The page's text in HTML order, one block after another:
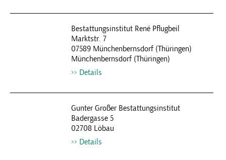
Bestattungsinstitut René Pflugbeil
Marktstr. 7
07589 Münchenbernsdorf (Thüringen)
Münchenbernsdorf (Thüringen)
Details
Gunter Großer Bestattungsinstitut
Badergasse 5
02708 Löbau
Details